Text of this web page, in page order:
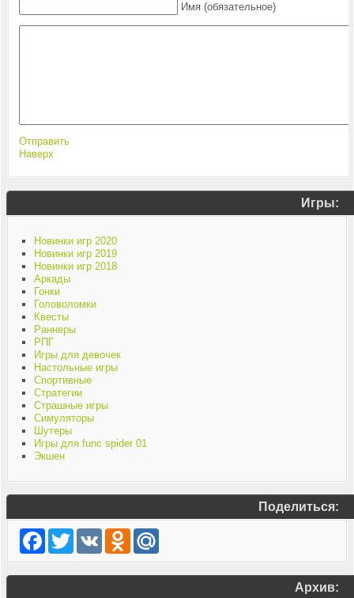
Имя (обязательное)
Отправить
Наверх
Игры:
Новинки игр 2020
Новинки игр 2019
Новинки игр 2018
Аркады
Гонки
Головоломки
Квесты
Раннеры
РПГ
Игры для девочек
Настольные игры
Спортивные
Стратегии
Страшные игры
Симуляторы
Шутеры
Игры для func spider 01
Экшен
Поделиться:
Facebook
TwitterVK Odnoklassniki
Mail.Ru
Архив: